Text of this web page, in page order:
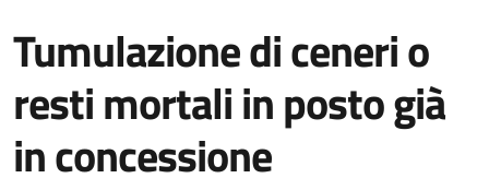
Tumulazione di ceneri o
resti mortali in posto già
in concessione